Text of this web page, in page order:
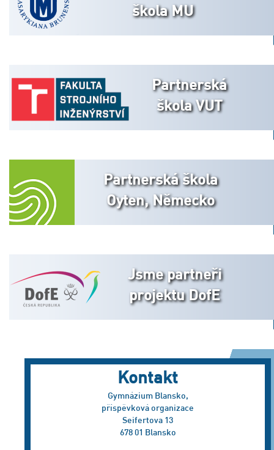
škola MU
Partnerská
škola VUT
Partnerská škola
Oyten, Německo
Jsme partneři
projektu DofE
Kontakt
Gymnázium Blansko,
příspěvková organizace
Seifertova 13
678 01 Blansko